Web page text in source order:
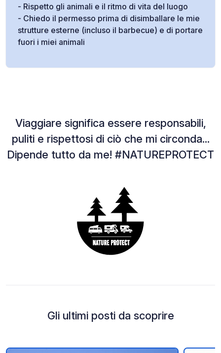
- Rispetto gli animali e il ritmo di vita del luogo
- Chiedo il permesso prima di disimballare le mie
strutture esterne (incluso il barbecue) e di portare
fuori i miei animali
Viaggiare significa essere responsabili,
puliti e rispettosi di ciò che mi circonda...
Dipende tutto da me! #NATUREPROTECT
Gli ultimi posti da scoprire